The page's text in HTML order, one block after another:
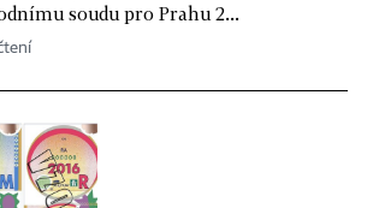
soudu pro Prahu 2...